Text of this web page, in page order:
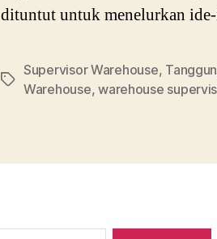
dituntut untuk menelurkan
Tags
Supervisor Warehouse,
Warehouse,warehouse